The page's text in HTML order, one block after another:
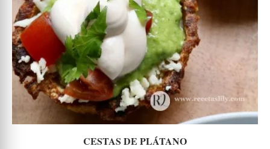
CESTAS DE PLÁTANO